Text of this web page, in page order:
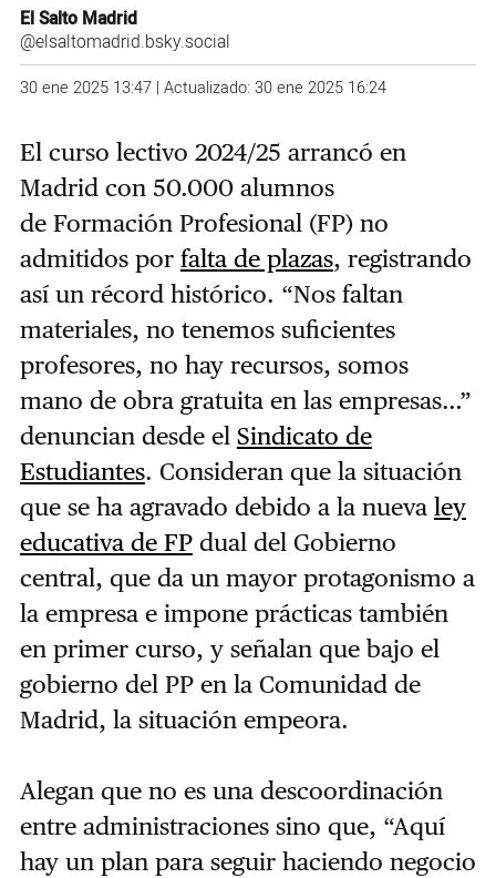
El Salto Madrid
@elsaltomadrid.bsky.social
30 ene 2025 13:47 | Actualizado: 30 ene 2025 16:24
El curso lectivo 2024/25 arrancó en
Madrid con 50.000 alumnos
de Formación Profesional (FP)no
admitidos por falta de plazas, registrando
así un récord histórico. “Nos faltan
materiales, no tenemos suficientes
profesores, no hay recursos, somos
mano de obra gratuita en las empresas…”
denuncian desde el Sindicato de
Estudiantes. Consideran que la situación
que se ha agravado debido a la nueva ley
educativa de FPdual del Gobierno
central, que da un mayor protagonismo a
la empresa eimpone prácticas también
en primer curso, y señalan que bajo el
gobierno del PP en la Comunidad de
Madrid, la situación empeora.
Alegan que no es una descoordinación
entre administraciones sino que, “Aquí
hay un plan para seguir haciendo negocio